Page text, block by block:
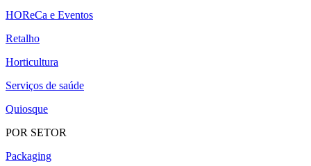
HOReCa e Eventos
Retalho
Horticultura
Serviços de saúde
Quiosque
POR SETOR
Packaging